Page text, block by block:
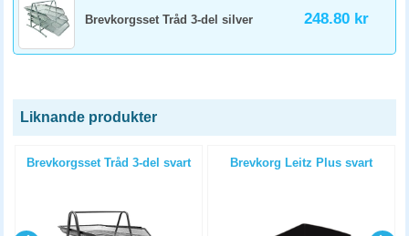
Brevkorgsset Tråd 3-del silver 248.80 kr
Liknande produkter
Brevkorgsset Tråd 3-del svart Brevkorg Leitz Plus svart